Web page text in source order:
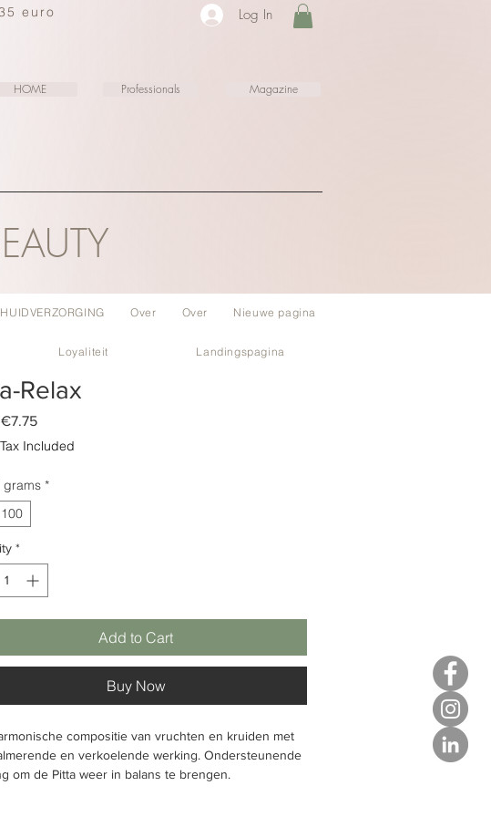
euro Log In
HOME Professionals Magazine
HUIDVERZORGING Over Over Nieuwe pagina
Loyaliteit Landingspagina
Relax
€7.75Sale
Price
Included
grams *
100
*
Add to Cart
Buy Now
compositie van vruchten en kruiden met
en verkoelende werking. Ondersteunende
om de Pitta weer in balans te brengen.